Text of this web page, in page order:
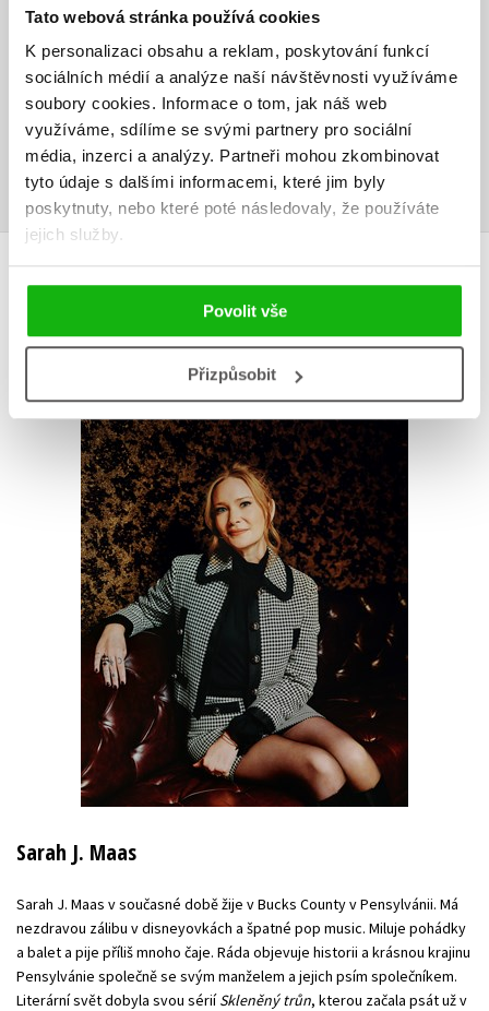
Tato webová stránka používá cookies
K personalizaci obsahu a reklam, poskytování funkcí
sociálních médií a analýze naší návštěvnosti využíváme
soubory cookies. Informace o tom, jak náš web
využíváme, sdílíme se svými partnery pro sociální
média, inzerci a analýzy. Partneři mohou zkombinovat
tyto údaje s dalšími informacemi, které jim byly
poskytnuty, nebo které poté následovaly, že používáte
jejich služby.
Povolit vše
Přizpůsobit
V současné době nejsou vytvořena žádná uživatelská hodnocení.
Vaše hodnocení
Uživatelskou recenzi mohou vkládat pouze registrovaní uživatelé
Přihlásit
AUTOR KNIHY
Sarah J. Maas
Sarah J. Maas v současné době žije v Bucks County v Pensylvánii. Má
nezdravou zálibu v disneyovkách a špatné pop music. Miluje pohádky
a balet a pije příliš mnoho čaje. Ráda objevuje historii a krásnou krajinu
Pensylvánie společně se svým manželem a jejich psím společníkem.
Literární svět dobyla svou sériíSkleněný trůn, kterou začala psát už v